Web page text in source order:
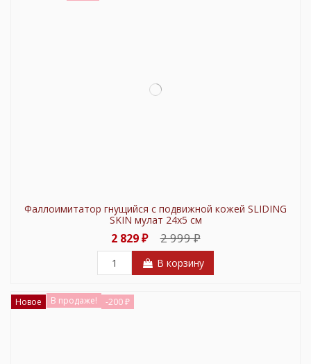
Фаллоимитатор гнущийся с подвижной кожей SLIDING
SKIN мулат 24х5 см
2 829 ₽ 2 999 ₽
В корзину
В продаже! -200 ₽
Новое